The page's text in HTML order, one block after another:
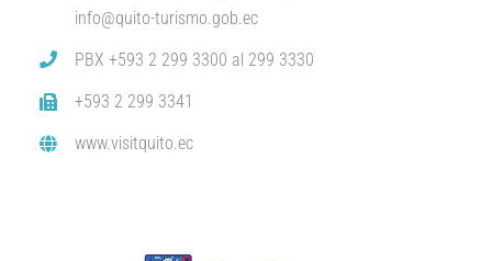
info@quito-turismo.gob.ec
PBX +593 2 299 3300 al 299 3330
+593 2 299 3341
www.visitquito.ec